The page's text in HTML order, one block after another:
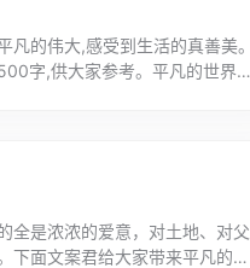
的伟大,感受到生活的真善美。
字,供大家参考。平凡的世界读
全是浓浓的爱意，对土地、对父
下面文案君给大家带来平凡的世